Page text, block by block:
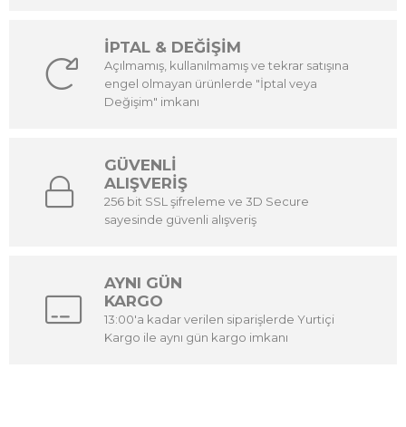
İPTAL & DEĞİŞİM
Açılmamış, kullanılmamış ve tekrar satışına
engel olmayan ürünlerde "İptal veya
Değişim" imkanı
GÜVENLİ
ALIŞVERİŞ
256 bit SSL şifreleme ve 3D Secure
sayesinde güvenli alışveriş
AYNI GÜN
KARGO
13:00'a kadar verilen siparişlerde Yurtiçi
Kargo ile aynı gün kargo imkanı